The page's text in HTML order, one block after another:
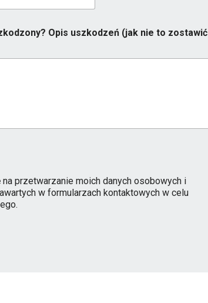
Opis uszkodzeń (jak nie to zostawić
na przetwarzanie moich danych osobowych i
w formularzach kontaktowych w celu